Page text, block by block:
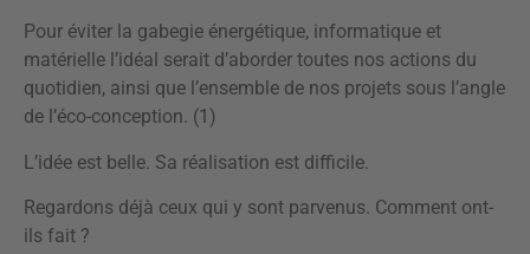
Pour éviter la gabegie énergétique, informatique et
matérielle l’idéal serait d’aborder toutes nos actions du
quotidien, ainsi que l’ensemble de nos projets sous l’angle
de l’éco-conception. (1)
L’idée est belle. Sa réalisation est difficile.
Regardons déjà ceux qui y sont parvenus. Comment ont-
ils fait ?